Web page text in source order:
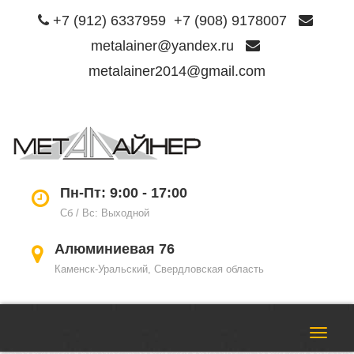
+7 (912) 6337959 +7 (908) 9178007
metalainer@yandex.ru
metalainer2014@gmail.com
Пн-Пт: 9:00 - 17:00
Сб / Вс: Выходной
Алюминиевая 76
Каменск-Уральский, Свердловская область